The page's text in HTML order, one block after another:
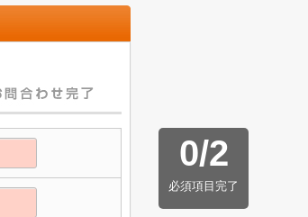
0/2
必須項目完了